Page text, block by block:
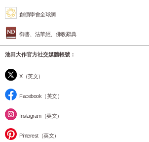
創價學會全球網
御書、法華經、佛教辭典
池田大作官方社交媒體帳號：
X（英文）
Facebook（英文）
Instagram（英文）
Pinterest（英文）